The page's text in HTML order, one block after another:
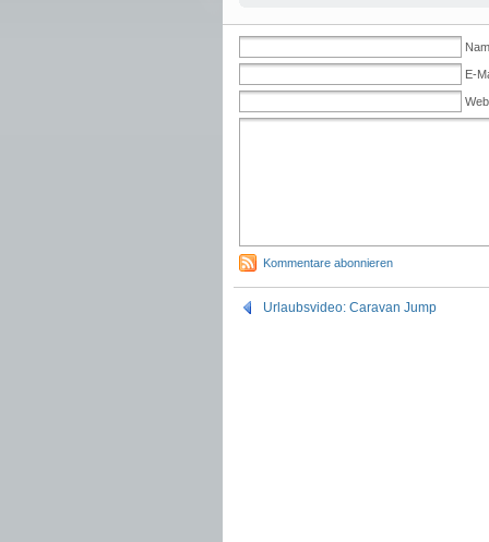
E-
Kommentare abonnieren
Urlaubsvideo: Caravan Jump